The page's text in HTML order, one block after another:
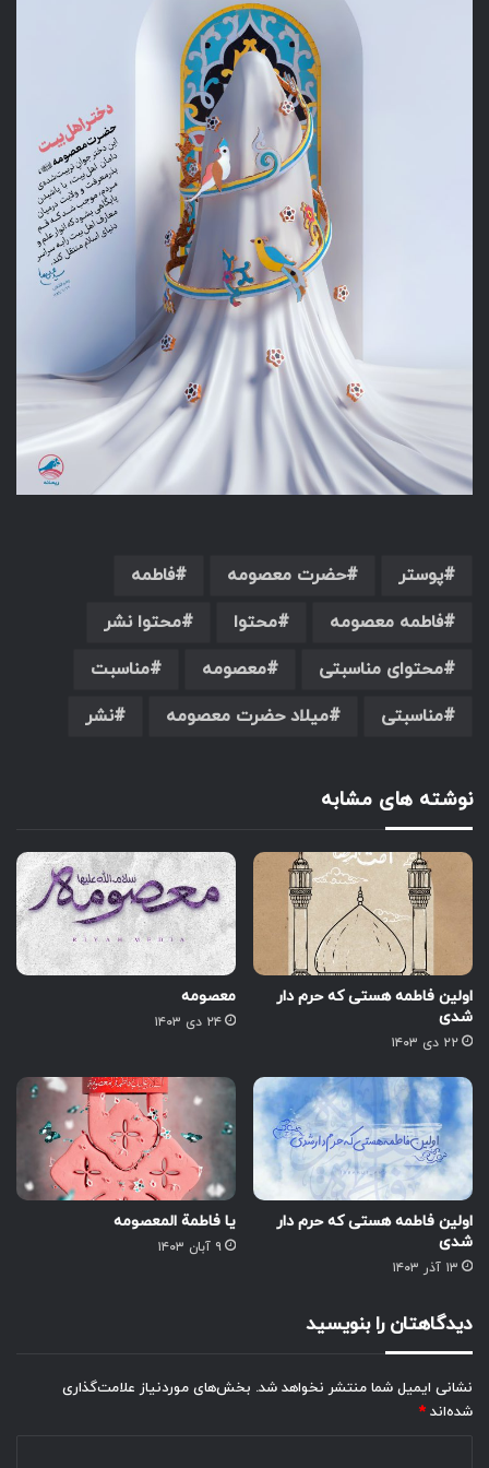
پوستر حضرت معصومه
فاطمه
فاطمه معصومه
محتوا
محتوا نشر
محتوای مناسبتی
معصومه
مناسبت
مناسبتی
میلاد حضرت معصومه نشر
نوشته های مشابه
اولین فاطمه هستی که حرم دار
شدی
۲۲ دی ۱۴۰۳
معصومه
۲۴ دی ۱۴۰۳
اولین فاطمه هستی که حرم دار
شدی
۱۳ آذر ۱۴۰۳
یا فاطمة المعصومه
۹ آبان ۱۴۰۳
دیدگاهتان را بنویسید
نشانی ایمیل شما منتشر نخواهد شد. بخش‌های موردنیاز علامت‌گذاری
شده‌اند *